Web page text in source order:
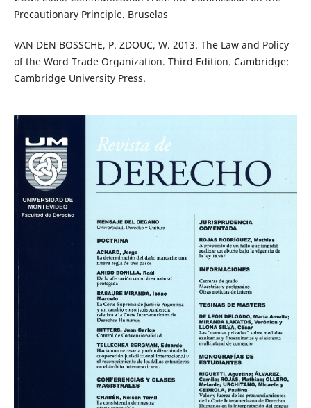
Precautionary Principle. Bruselas
VAN DEN BOSSCHE, P. ZDOUC, W. 2013. The Law and Policy
of the Word Trade Organization. Third Edition. Cambridge:
Cambridge University Press.